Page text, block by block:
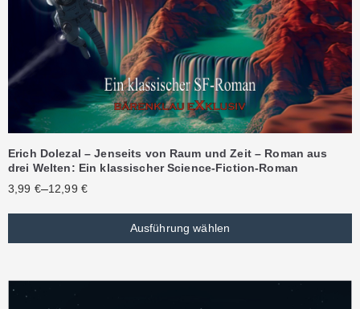
Erich Dolezal – Jenseits von Raum und Zeit – Roman aus
drei Welten: Ein klassischer Science-Fiction-Roman
3,99 €–12,99 €
Ausführung wählen